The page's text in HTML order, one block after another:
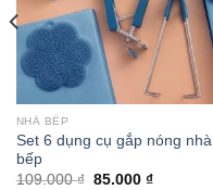
NHÀ BẾP
Set 6 dụng cụ gắp nóng nhà
bếp
109.000₫ 85.000 ₫